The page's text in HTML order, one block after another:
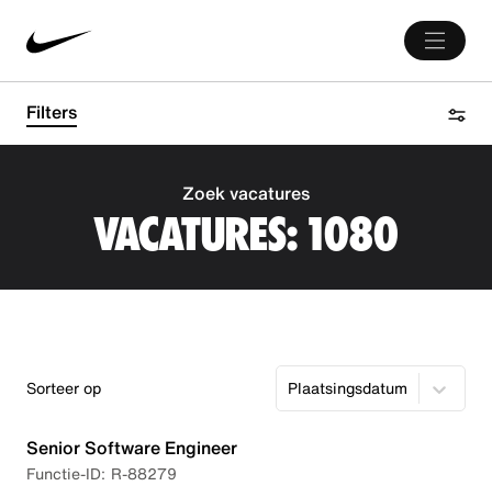
Filters
Zoek vacatures
VACATURES:1080
Sorteer op Plaatsingsdatum
Senior Software Engineer
R-88279